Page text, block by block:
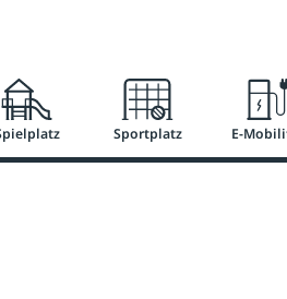
Sportplatz E-